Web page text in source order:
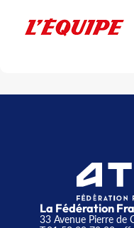
La Fédération
33 Avenue Pierre de